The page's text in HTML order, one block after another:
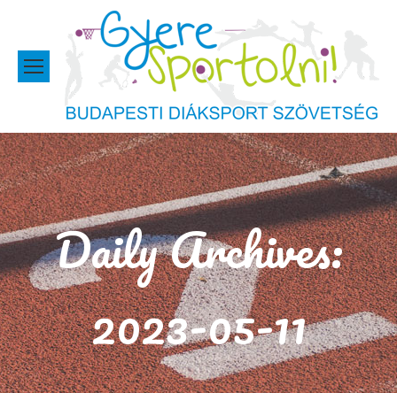
Daily Archives:
2023-05-11